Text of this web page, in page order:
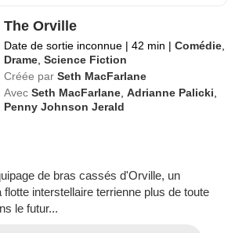
The Orville
Date de sortie inconnue | 42 min | Comédie
Drame ,Science Fiction
Créée par Seth MacFarlane
Avec Seth MacFarlane ,Adrianne Palicki
Penny Johnson Jerald
de bras cassés d'Orville, un
interstellaire terrienne plus de toute
le futur...